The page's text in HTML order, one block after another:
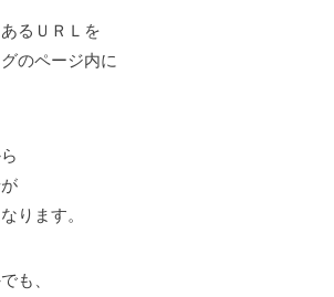
るＵＲＬを
のページ内に
ります。
も、